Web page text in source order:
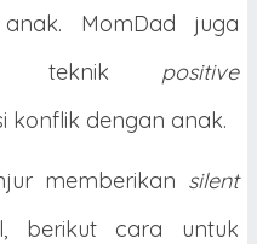
MomDad juga
teknik positive
konflik dengan anak.
memberikan silent
berikut cara untuk